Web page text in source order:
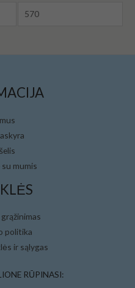
mumis
politika
ir sąlygas
RŪPINASI: